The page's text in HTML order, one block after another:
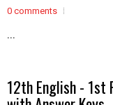
0 comments
...
12th English - 1st